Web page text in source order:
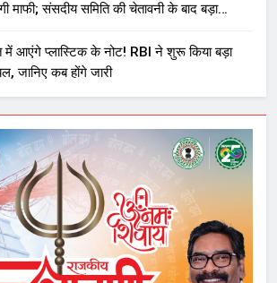
माफी; संसदीय समिति की चेतावनी के बाद बड़ा
में आएंगे प्लास्टिक के नोट! RBI ने शुरू किया बड़ा
जानिए कब होंगे जारी